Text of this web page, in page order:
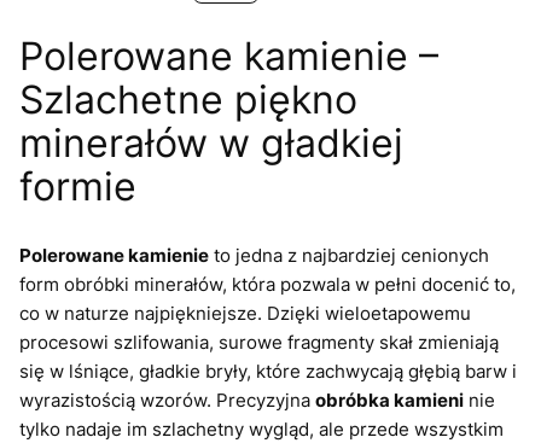
Polerowane kamienie –
Szlachetne piękno
minerałów w gładkiej
formie
Polerowane kamienie to jedna z najbardziej cenionych
form obróbki minerałów, która pozwala w pełni docenić to,
co w naturze najpiękniejsze. Dzięki wieloetapowemu
procesowi szlifowania, surowe fragmenty skał zmieniają
się w lśniące, gładkie bryły, które zachwycają głębią barw i
wyrazistością wzorów. Precyzyjna obróbka kamieni nie
tylko nadaje im szlachetny wygląd, ale przede wszystkim